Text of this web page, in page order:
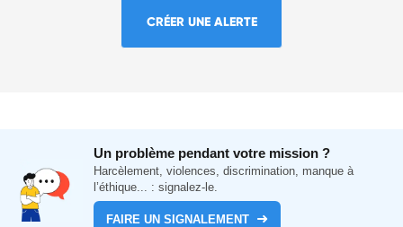
CRÉER UNE ALERTE
Un problème pendant votre mission ?
Harcèlement, violences, discrimination, manque à
l’éthique... : signalez-le.
FAIRE UN SIGNALEMENT